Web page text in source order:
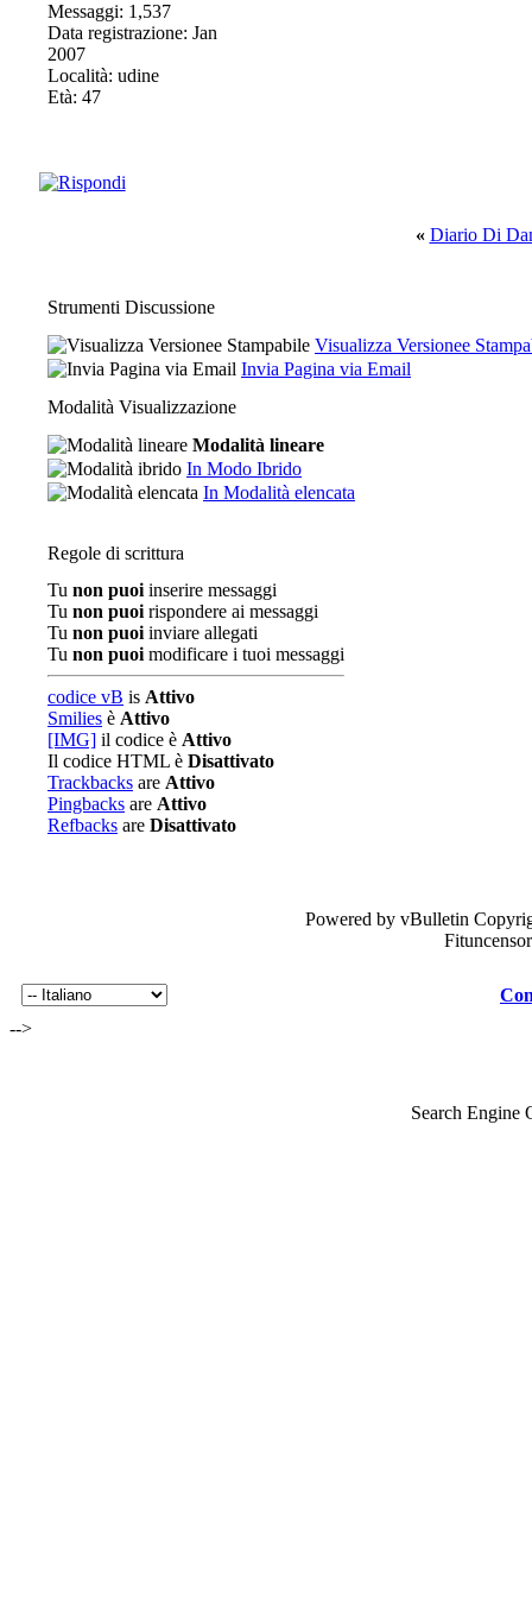
Messaggi: 1,537
Data registrazione: Jan
2007
Località: udine
Età: 47
« Diario Di
Strumenti Discussione
Visualizza Versionee
Invia Pagina via Email
Modalità Visualizzazione
Modalità lineare
In Modo Ibrido
In Modalità elencata
Regole di scrittura
Tu non puoi inserire messaggi
Tu non puoi rispondere ai messaggi
Tu non puoi inviare allegati
Tu non puoi modificare i tuoi messaggi
codice vB is Attivo
Smilies è Attivo
[IMG] il codice è Attivo
Il codice HTML è Disattivato
Trackbacks are Attivo
Pingbacks are Attivo
Refbacks are Disattivato
Powered by vBulletin
-->
Search Engine